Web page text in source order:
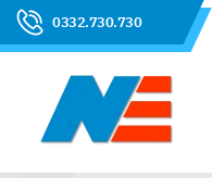
0332.730.730